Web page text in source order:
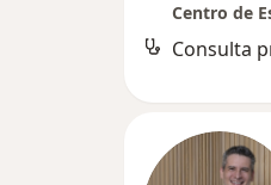
Centro de
Consulta